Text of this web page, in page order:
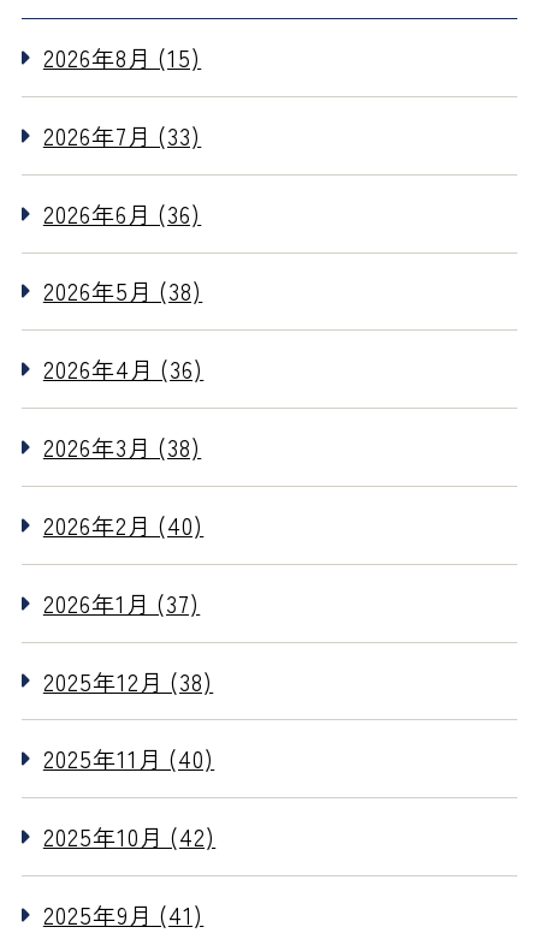
2026年8月 (15)
2026年7月 (33)
2026年6月 (36)
2026年5月 (38)
2026年4月 (36)
2026年3月 (38)
2026年2月 (40)
2026年1月 (37)
2025年12月 (38)
2025年11月 (40)
2025年10月 (42)
2025年9月 (41)